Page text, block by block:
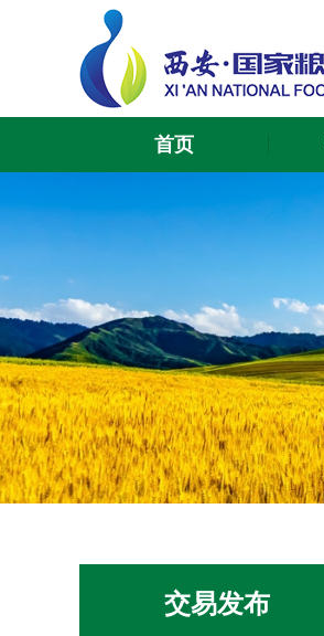
首页
交易发布